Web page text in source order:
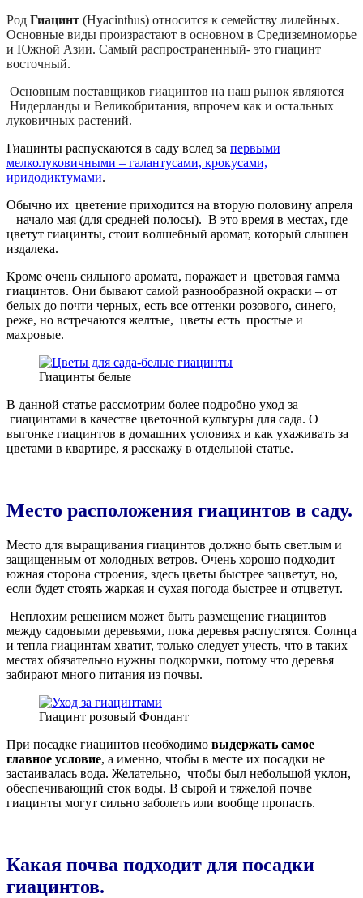
Род Гиацинт (Hyacinthus) относится к семейству лилейных.
Основные виды произрастают в основном в Средиземноморье
и Южной Азии. Самый распространенный- это гиацинт
восточный.
Основным поставщиков гиацинтов на наш рынок являются
Нидерланды и Великобритания, впрочем как и остальных
луковичных растений.
Гиацинты распускаются в саду вслед за первыми
мелколуковичными – галантусами, крокусами,
иридодиктумами.
Обычно их цветение приходится на вторую половину апреля
– начало мая (для средней полосы). В это время в местах, где
цветут гиацинты, стоит волшебный аромат, который слышен
издалека.
Кроме очень сильного аромата, поражает и цветовая гамма
гиацинтов. Они бывают самой разнообразной окраски – от
белых до почти черных, есть все оттенки розового, синего,
реже, но встречаются желтые, цветы есть простые и
махровые.
Гиацинты белые
В данной статье рассмотрим более подробно уход за
гиацинтами в качестве цветочной культуры для сада. О
выгонке гиацинтов в домашних условиях и как ухаживать за
цветами в квартире, я расскажу в отдельной статье.
Место расположения гиацинтов в саду.
Место для выращивания гиацинтов должно быть светлым и
защищенным от холодных ветров. Очень хорошо подходит
южная сторона строения, здесь цветы быстрее зацветут, но,
если будет стоять жаркая и сухая погода быстрее и отцветут.
Неплохим решением может быть размещение гиацинтов
между садовыми деревьями, пока деревья распустятся. Солнца
и тепла гиацинтам хватит, только следует учесть, что в таких
местах обязательно нужны подкормки, потому что деревья
забирают много питания из почвы.
Гиацинт розовый Фондант
При посадке гиацинтов необходимо выдержать самое
главное условие, а именно, чтобы в месте их посадки не
застаивалась вода. Желательно, чтобы был небольшой уклон,
обеспечивающий сток воды. В сырой и тяжелой почве
гиацинты могут сильно заболеть или вообще пропасть.
Какая почва подходит для посадки
гиацинтов.